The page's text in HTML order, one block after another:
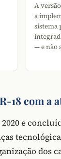
A
a
sistema
— e não
18 com a
e
dos